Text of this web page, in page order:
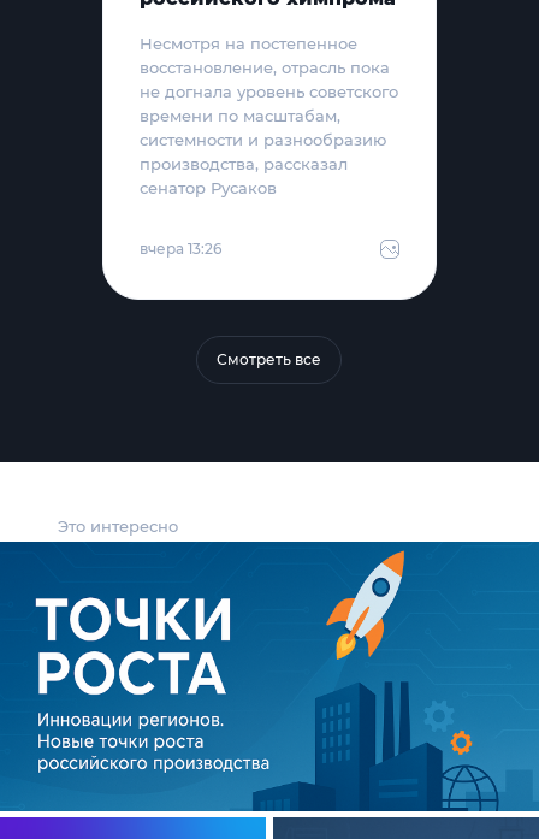
Это интересно
Несмотря на постепенное
восстановление, отрасль пока
не догнала уровень советского
времени по масштабам,
системности и разнообразию
производства, рассказал
сенатор Русаков
вчера 13:26
Смотреть все